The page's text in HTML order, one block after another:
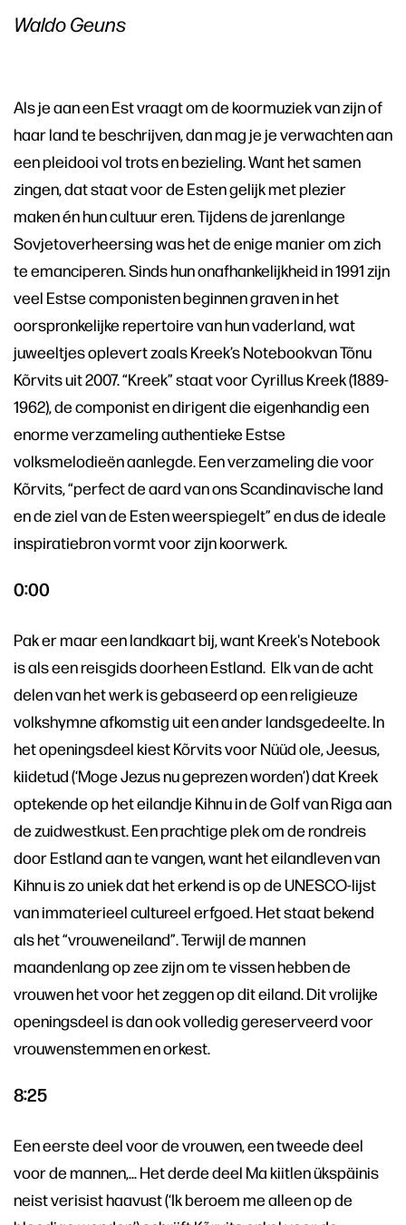
Waldo Geuns
Als je aan een Est vraagt om de koormuziek van zijn of
haar land te beschrijven, dan mag je je verwachten aan
een pleidooi vol trots en bezieling. Want het samen
zingen, dat staat voor de Esten gelijk met plezier
maken én hun cultuur eren. Tijdens de jarenlange
Sovjetoverheersing was het de enige manier om zich
te emanciperen. Sinds hun onafhankelijkheid in 1991 zijn
veel Estse componisten beginnen graven in het
oorspronkelijke repertoire van hun vaderland, wat
juweeltjes oplevert zoals Kreek’s Notebookvan Tõnu
Kõrvits uit 2007. “Kreek” staat voor Cyrillus Kreek (1889-
1962), de componist en dirigent die eigenhandig een
enorme verzameling authentieke Estse
volksmelodieën aanlegde. Een verzameling die voor
Kõrvits, “perfect de aard van ons Scandinavische land
en de ziel van de Esten weerspiegelt” en dus de ideale
inspiratiebron vormt voor zijn koorwerk.
0:00
Pak er maar een landkaart bij, want Kreek's Notebook
is als een reisgids doorheen Estland. Elk van de acht
delen van het werk is gebaseerd op een religieuze
volkshymne afkomstig uit een ander landsgedeelte. In
het openingsdeel kiest Kõrvits voor Nüüd ole, Jeesus,
kiidetud (‘Moge Jezus nu geprezen worden’) dat Kreek
optekende op het eilandje Kihnu in de Golf van Riga aan
de zuidwestkust. Een prachtige plek om de rondreis
door Estland aan te vangen, want het eilandleven van
Kihnu is zo uniek dat het erkend is op de UNESCO-lijst
van immaterieel cultureel erfgoed. Het staat bekend
als het “vrouweneiland”. Terwijl de mannen
maandenlang op zee zijn om te vissen hebben de
vrouwen het voor het zeggen op dit eiland. Dit vrolijke
openingsdeel is dan ook volledig gereserveerd voor
vrouwenstemmen en orkest.
8:25
Een eerste deel voor de vrouwen, een tweede deel
voor de mannen,… Het derde deel Ma kiitlen ükspäinis
neist verisist haavust (‘Ik beroem me alleen op de